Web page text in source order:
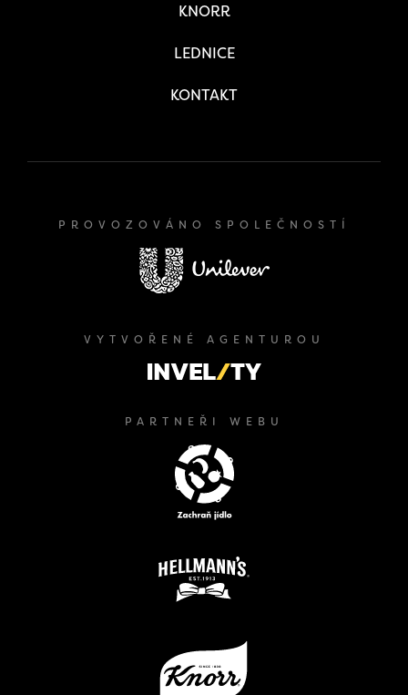
KNORR
LEDNICE
KONTAKT
PROVOZOVÁNO SPOLEČNOSTÍ
VYTVOŘENÉ AGENTUROU
PARTNEŘI WEBU